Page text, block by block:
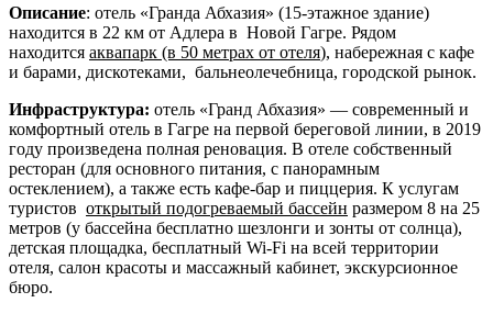
Описание: отель «Гранда Абхазия» (15-этажное здание)
находится в 22 км от Адлера в Новой Гагре. Рядом
находится аквапарк (в 50 метрах от отеля), набережная с кафе
и барами, дискотеками, бальнеолечебница, городской рынок.
Инфраструктура: отель «Гранд Абхазия» — современный и
комфортный отель в Гагре на первой береговой линии, в 2019
году произведена полная реновация. В отеле собственный
ресторан (для основного питания, с панорамным
остеклением), а также есть кафе-бар и пиццерия. К услугам
туристов открытый подогреваемый бассейн размером 8 на 25
метров (у бассейна бесплатно шезлонги и зонты от солнца),
детская площадка, бесплатный Wi-Fi на всей территории
отеля, салон красоты и массажный кабинет, экскурсионное
бюро.